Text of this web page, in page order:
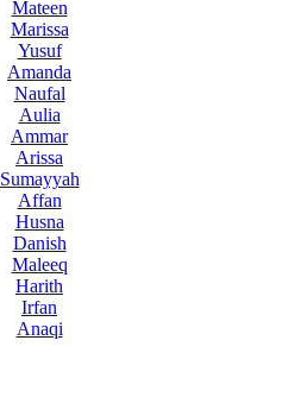
Mateen
Marissa
Yusuf
Amanda
Naufal
Aulia
Ammar
Arissa
Sumayyah
Affan
Husna
Danish
Maleeq
Harith
Irfan
Anaqi